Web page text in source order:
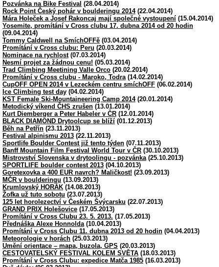
Pozvánka na Bike Festival (28.04.2014)
Rock Point Český pohár v boulderingu 2014(22.04.2014)
Mára Holeček a Josef Rakoncaj mají společné vystoupení (15.04.2014)
Yosemite, promítání v Cross clubu 17. dubna 2014 od 20 hodin
(09.04.2014)
Tommy Caldwell na SmíchOFFě (03.04.2014)
Promítání v Cross clubu: Peru (20.03.2014)
Nominace na rychlost(07.03.2014)
Nesmí projet za žádnou cenu! (05.03.2014)
Trad Climbing Meetining Valle Orco (20.02.2014)
Promítání v Cross clubu - Maroko, Todra(14.02.2014)
CupOFF OPEN 2014 v Lezeckém centru smíchOFF (06.02.2014)
Ice Climbing test day (04.02.2014)
KST Female Ski-Mountaineering Camp 2014(20.01.2014)
Metodický víkend ČHS zrušen (13.01.2014)
Kurt Diemberger a Peter Habeler v ČR (12.01.2014)
BLACK DIAMOND Drytoolcup se blíží (01.12.2013)
Běh na Petřín (23.11.2013)
Festival alpinismu 2013 (22.11.2013)
Sportlife Boulder Contest již tento týden (07.11.2013)
Banff Mountain Film Festival World Tour v ČR (30.10.2013)
Mistrovství Slovenska v drytoolingu - pozvánka(25.10.2013)
SPORTLIFE boulder contest 2013 (04.10.2013)
Goretexovka a 400 EUR navrch? Maličkost! (23.09.2013)
MČR v boulderingu (13.09.2013)
Krumlovský HORÁK (14.08.2013)
Žofka už tuto sobotu (23.07.2013)
125 let horolezectví v Českém Švýcarsku (22.07.2013)
GRAND PRIX Holešovice (17.05.2013)
Promítání v Cross Clubu 23. 5. 2013. (17.05.2013)
Přednáška Alexe Honnolda(10.04.2013)
Promítání v Cross Clubu 11. dubna 2013 od 20 hodin (04.04.2013)
Meteorologie v horách (25.03.2013)
Umění orientace – mapa, buzola, GPS (20.03.2013)
CESTOVATELSKÝ FESTIVAL KOLEM SVĚTA (18.03.2013)
Promítání v Cross Clubu: expedice Matča 1985 (16.03.2013)